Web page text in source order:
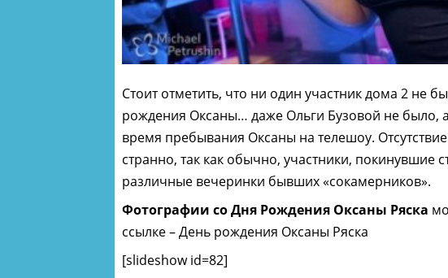
Стоит отметить, что ни один участник дома 2 не
рождения Оксаны… даже Ольги Бузовой не было,
время пребывания Оксаны на телешоу.
странно, так как обычно, участники, покинувшие
различные вечеринки бывших «сокамерников».
Фотографии со Дня Рождения Оксаны Ряска
ссылке – День рождения Оксаны Ряска
[slideshow id=82]